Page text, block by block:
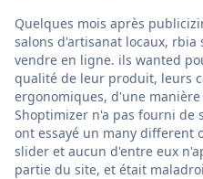
Quelques mois après
salons d'artisanat locaux,
vendre en ligne. ils wanted
qualité de leur produit, leurs
ergonomiques, d'une
Shoptimizer n'a pas fourni de
ont essayé un many different
slider et aucun d'entre eux
partie du site, et était